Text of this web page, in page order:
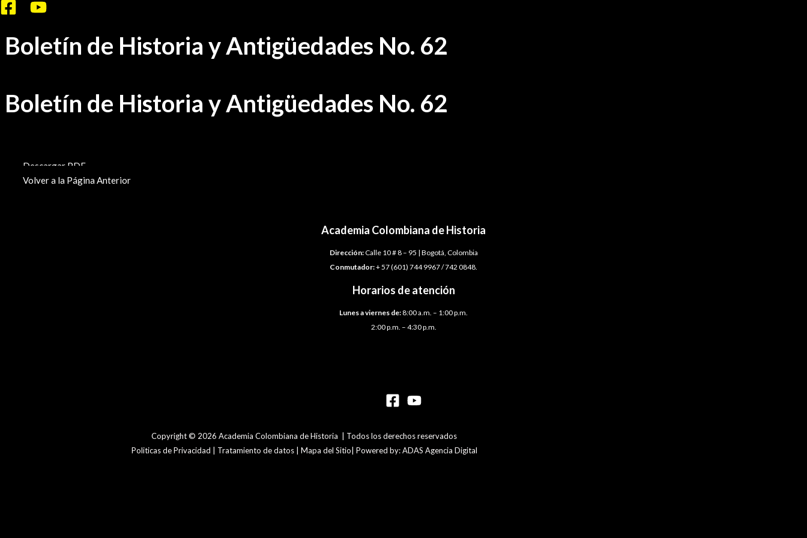
Ir
contenido
Boletín de Historia y Antigüedades No. 62
Boletín de Historia y Antigüedades No. 62
Descargar PDF
Volver a la Página Anterior
Academia Colombiana de Historia
Dirección:Calle 10 # 8 – 95 | Bogotá, Colombia
Conmutador:+ 57 (601) 744 9967 / 742 0848.
Horarios de atención
Lunes a viernes de:8:00 a.m. – 1:00 p.m.
2:00 p.m. – 4:30 p.m.
Copyright © 2026 Academia Colombiana de Historia | Todos los derechos reservados
Politicas de Privacidad | Tratamiento de datos | Mapa del Sitio| Powered by: ADAS Agencia Digital